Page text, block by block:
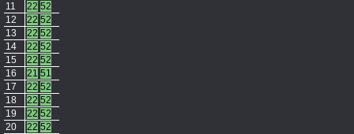
11
22 52
12
22 52
13
22 52
14
22 52
15
22 52
16
21 51
17
22 52
18
22 52
19
22 52
20
22 52